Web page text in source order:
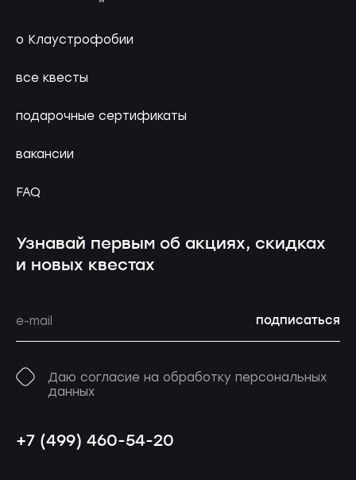
о Клаустрофобии
все квесты
подарочные сертификаты
вакансии
FAQ
Узнавай первым об акциях, скидках
и новых квестах
подписаться
Даю согласие на обработку персональных
данных
+7 (499) 460-54-20